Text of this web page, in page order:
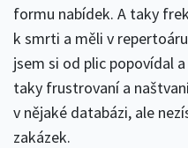
formu nabídek. A taky
k smrti a měli v
jsem si od plic popovídal
taky frustrovaní a
v nějaké databázi, ale
zakázek.